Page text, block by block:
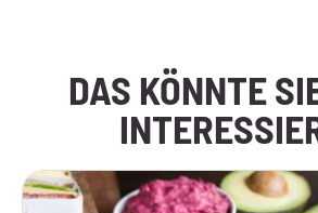
DAS KÖNNTE